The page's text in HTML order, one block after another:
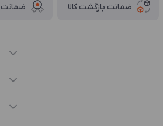
ضمانت بازگشت کالا ضمانت